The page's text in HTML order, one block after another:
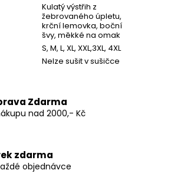
Kulatý výstřih z
žebrovaného úpletu,
krční lemovka, boční
švy, měkké na omak
S, M, L, XL, XXL,3XL, 4XL
Nelze sušit v sušičce
Zdarma
nad 2000,- Kč
zdarma
objednávce